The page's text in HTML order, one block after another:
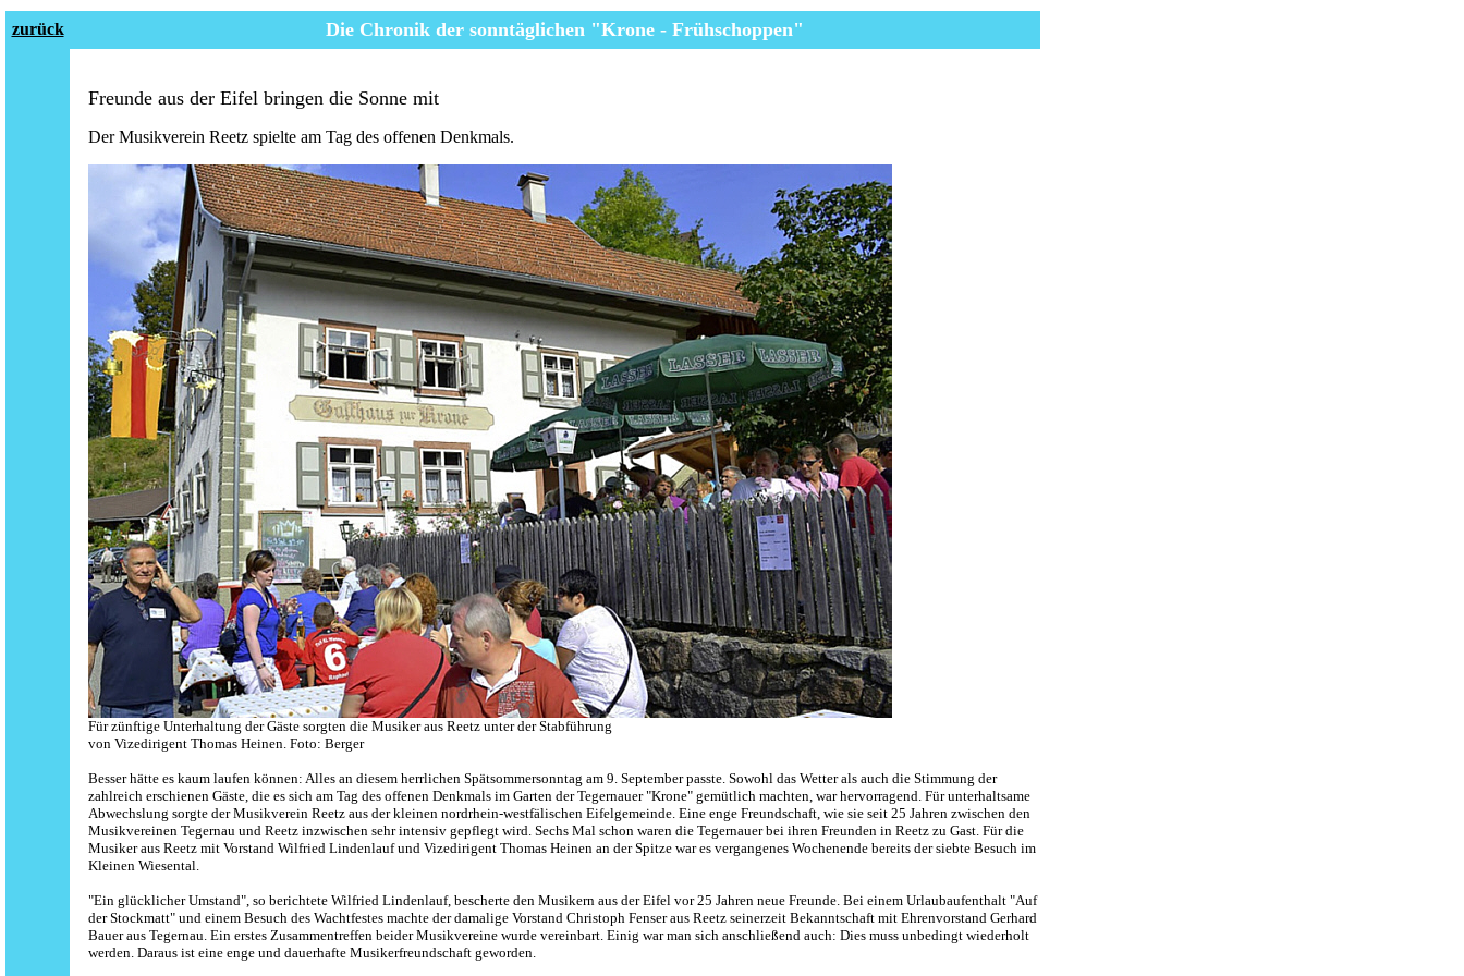
zurück Die Chronik der sonntäglichen "Krone - Frühschoppen"
Freunde aus der Eifel bringen die Sonne mit
Der Musikverein Reetz spielte am Tag des offenen Denkmals.
Für zünftige Unterhaltung der Gäste sorgten die Musiker aus Reetz unter der Stabführung
von Vizedirigent Thomas Heinen. Foto: Berger
Besser hätte es kaum laufen können: Alles an diesem herrlichen Spätsommersonntag am 9. September passte. Sowohl das Wetter als auch die Stimmung der
zahlreich erschienen Gäste, die es sich am Tag des offenen Denkmals im Garten der Tegernauer "Krone" gemütlich machten, war hervorragend. Für unterhaltsame
Abwechslung sorgte der Musikverein Reetz aus der kleinen nordrhein-westfälischen Eifelgemeinde. Eine enge Freundschaft, wie sie seit 25 Jahren zwischen den
Musikvereinen Tegernau und Reetz inzwischen sehr intensiv gepflegt wird. Sechs Mal schon waren die Tegernauer bei ihren Freunden in Reetz zu Gast. Für die
Musiker aus Reetz mit Vorstand Wilfried Lindenlauf und Vizedirigent Thomas Heinen an der Spitze war es vergangenes Wochenende bereits der siebte Besuch im
Kleinen Wiesental.
"Ein glücklicher Umstand", so berichtete Wilfried Lindenlauf, bescherte den Musikern aus der Eifel vor 25 Jahren neue Freunde. Bei einem Urlaubaufenthalt "Auf
der Stockmatt" und einem Besuch des Wachtfestes machte der damalige Vorstand Christoph Fenser aus Reetz seinerzeit Bekanntschaft mit Ehrenvorstand Gerhard
Bauer aus Tegernau. Ein erstes Zusammentreffen beider Musikvereine wurde vereinbart. Einig war man sich anschließend auch: Dies muss unbedingt wiederholt
werden. Daraus ist eine enge und dauerhafte Musikerfreundschaft geworden.